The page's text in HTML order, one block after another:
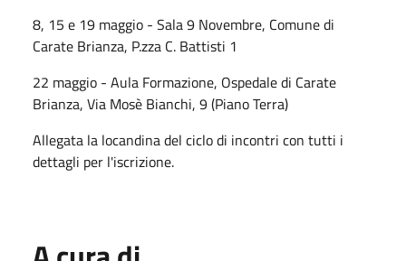
8, 15 e 19 maggio - Sala 9 Novembre, Comune di
Carate Brianza, P.zza C. Battisti 1
22 maggio - Aula Formazione, Ospedale di Carate
Brianza, Via Mosè Bianchi, 9 (Piano Terra)
Allegata la locandina del ciclo di incontri con tutti i
dettagli per l'iscrizione.